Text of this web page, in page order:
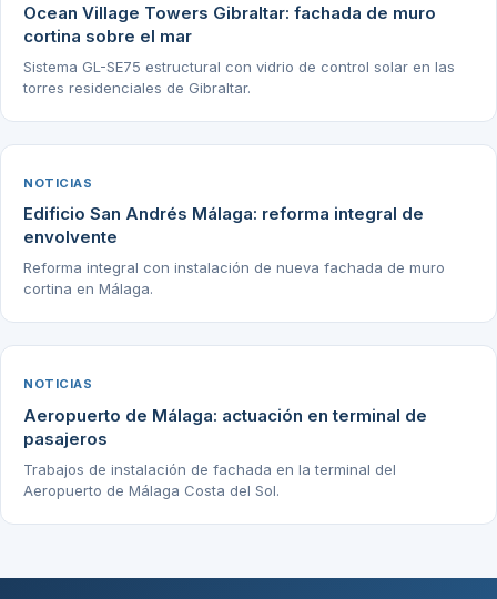
Ocean Village Towers Gibraltar: fachada de muro
cortina sobre el mar
Sistema GL-SE75 estructural con vidrio de control solar en las
torres residenciales de Gibraltar.
NOTICIAS
Edificio San Andrés Málaga: reforma integral de
envolvente
Reforma integral con instalación de nueva fachada de muro
cortina en Málaga.
NOTICIAS
Aeropuerto de Málaga: actuación en terminal de
pasajeros
Trabajos de instalación de fachada en la terminal del
Aeropuerto de Málaga Costa del Sol.